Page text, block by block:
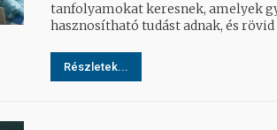
tanfolyamokat keresnek, amelyek
hasznosítható tudást adnak, és rövid
Részletek...